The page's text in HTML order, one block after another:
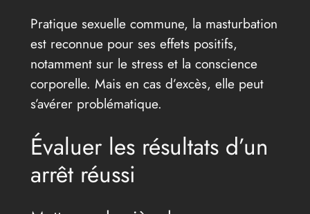
Pratique sexuelle commune, la masturbation
est reconnue pour ses effets positifs,
notamment sur le stress et la conscience
corporelle. Mais en cas d’excès, elle peut
s’avérer problématique.
Évaluer les résultats d’un
arrêt réussi